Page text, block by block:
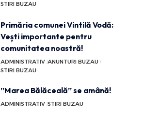
STIRI BUZAU
Primăria comunei Vintilă Vodă:
Vești importante pentru
comunitatea noastră!
ADMINISTRATIV ANUNTURI BUZAU
STIRI BUZAU
”Marea Bălăceală” se amână!
ADMINISTRATIV STIRI BUZAU